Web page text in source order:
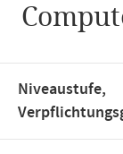
Niveaustufe,